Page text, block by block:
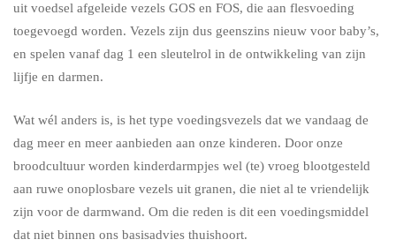
uit voedsel afgeleide vezels GOS en FOS, die aan flesvoeding
toegevoegd worden. Vezels zijn dus geenszins nieuw voor baby’s,
en spelen vanaf dag 1 een sleutelrol in de ontwikkeling van zijn
lijfje en darmen.
Wat wél anders is, is het type voedingsvezels dat we vandaag de
dag meer en meer aanbieden aan onze kinderen. Door onze
broodcultuur worden kinderdarmpjes wel (te) vroeg blootgesteld
aan ruwe onoplosbare vezels uit granen, die niet al te vriendelijk
zijn voor de darmwand. Om die reden is dit een voedingsmiddel
dat niet binnen ons basisadvies thuishoort.